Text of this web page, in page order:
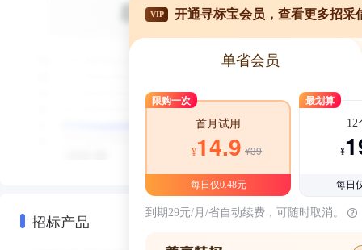
招标产品
VIP 开通寻标宝会员，查看更多招采
单省会员
限购一次
首月试用
¥14.9 ¥39
每日仅0.48元
最划算
12
¥
每日
到期29元/月/省自动续费，可随时取消。